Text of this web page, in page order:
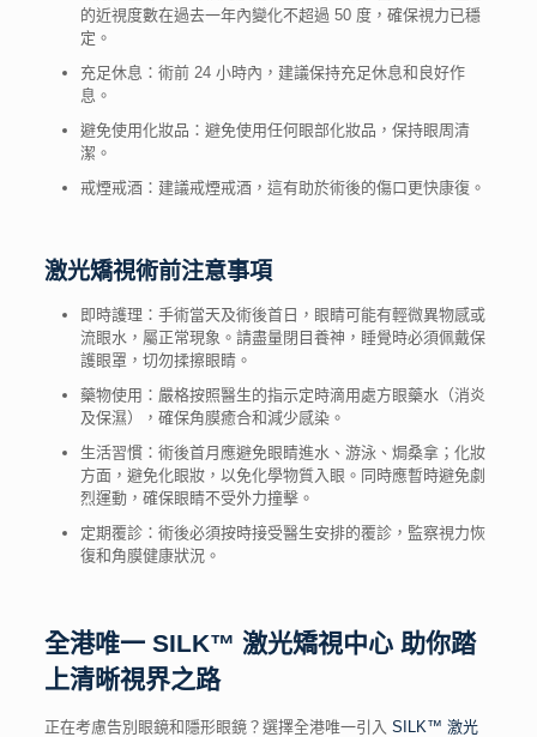
的近視度數在過去一年內變化不超過 50 度，確保視力已穩
定。
充足休息：術前 24 小時內，建議保持充足休息和良好作
息。
避免使用化妝品：避免使用任何眼部化妝品，保持眼周清
潔。
戒煙戒酒：建議戒煙戒酒，這有助於術後的傷口更快康復。
激光矯視術前注意事項
即時護理：手術當天及術後首日，眼睛可能有輕微異物感或
流眼水，屬正常現象。請盡量閉目養神，睡覺時必須佩戴保
護眼罩，切勿揉擦眼睛。
藥物使用：嚴格按照醫生的指示定時滴用處方眼藥水（消炎
及保濕），確保角膜癒合和減少感染。
生活習慣：術後首月應避免眼睛進水、游泳、焗桑拿；化妝
方面，避免化眼妝，以免化學物質入眼。同時應暫時避免劇
烈運動，確保眼睛不受外力撞擊。
定期覆診：術後必須按時接受醫生安排的覆診，監察視力恢
復和角膜健康狀況。
全港唯一 SILK™ 激光矯視中心 助你踏
上清晰視界之路
正在考慮告別眼鏡和隱形眼鏡？選擇全港唯一引入 SILK™ 激光